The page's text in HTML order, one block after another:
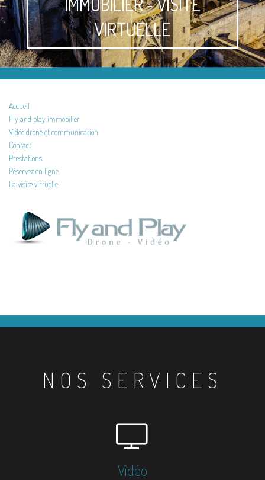
VIRTUELLE
Accueil
Fly and play immobilier
Vidéo drone et communication
Contact
Prestations
Réservez en ligne
La visite virtuelle
NOS SERVICES
Vidéo